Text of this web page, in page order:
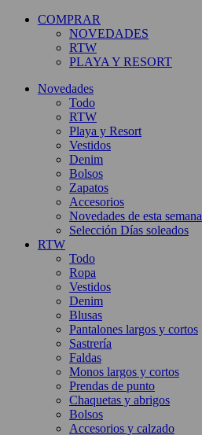
COMPRAR
NOVEDADES
RTW
PLAYA Y RESORT
Novedades
Todo
RTW
Playa y Resort
Vestidos
Denim
Bolsos
Zapatos
Accesorios
Novedades de esta semana
Selección Días soleados
RTW
Todo
Ropa
Vestidos
Denim
Blusas
Pantalones largos y cortos
Sastrería
Faldas
Monos largos y cortos
Prendas de punto
Chaquetas y abrigos
Bolsos
Accesorios y calzado